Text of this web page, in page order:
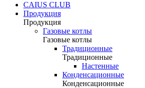
CAIUS CLUB
Продукция
Продукция
Газовые котлы
Газовые котлы
Традиционные
Традиционные
Настенные
Конденсационные
Конденсационные